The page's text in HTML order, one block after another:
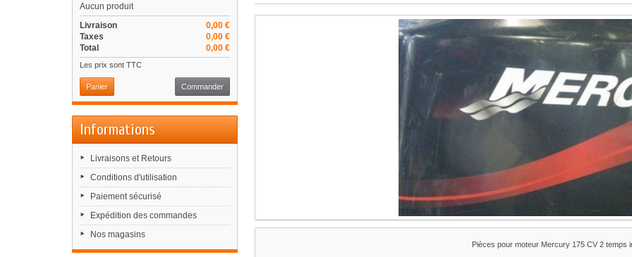
Aucun produit
0,00 €
Livraison
0,00 €
Taxes
0,00 €
Total
Les prix sont TTC
Panier Commander
Informations
Livraisons et Retours
Conditions d'utilisation
Paiement sécurisé
Expédition des commandes
Nos magasins
Pièces pour moteur Mercury 175 CV 2 temps